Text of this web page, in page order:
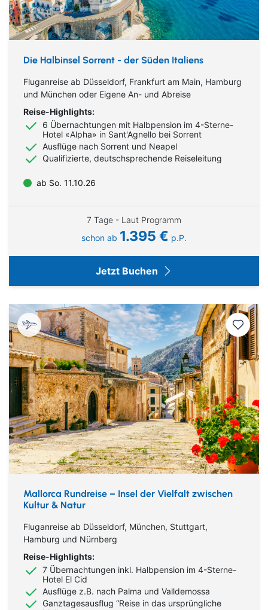
Die Halbinsel Sorrent - der Süden Italiens
Fluganreise ab Düsseldorf, Frankfurt am Main, Hamburg
und München oder Eigene An- und Abreise
Reise-Highlights:
6 Übernachtungen mit Halbpension im 4-Sterne-
Hotel «Alpha» in Sant'Agnello bei Sorrent
Ausflüge nach Sorrent und Neapel
Qualifizierte, deutschsprechende Reiseleitung
ab So. 11.10.26
7 Tage - Laut Programm
schon ab 1.395 € p.P.
Jetzt Buchen
Mallorca Rundreise – Insel der Vielfalt zwischen
Kultur & Natur
Fluganreise ab Düsseldorf, München, Stuttgart,
Hamburg und Nürnberg
Reise-Highlights:
7 Übernachtungen inkl. Halbpension im 4-Sterne-
Hotel El Cid
Ausflüge z.B. nach Palma und Valldemossa
Ganztagesausflug “Reise in das ursprüngliche